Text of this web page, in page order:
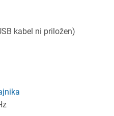
kabel ni priložen)